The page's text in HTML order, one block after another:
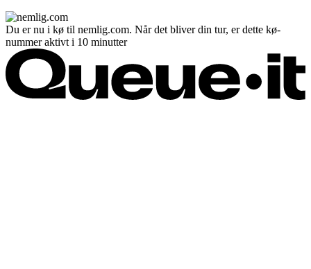
Du er nu i kø til nemlig.com. Når det bliver din tur, er dette kø-
nummer aktivt i 10 minutter